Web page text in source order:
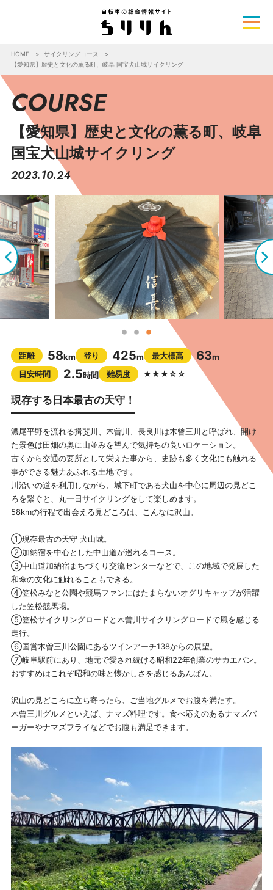
HOME
サイクリングコース
【愛知県】歴史と文化の薫る町、岐阜 国宝犬山城サイクリング
COURSE
【愛知県】歴史と文化の薫る町、岐阜
国宝犬山城サイクリング
2023.10.24
距離 58km 登り 425m 最大標高 63m
目安時間
2.5時間 難易度 ★★★☆☆
現存する日本最古の天守！
濃尾平野を流れる揖斐川、木曽川、長良川は木曾三川と呼ばれ、開け
た景色は田畑の奥に山並みを望んで気持ちの良いロケーション。
古くから交通の要所として栄えた事から、史跡も多く文化にも触れる
事ができる魅力あふれる土地です。
川沿いの道を利用しながら、城下町である犬山を中心に周辺の見どこ
ろを繋ぐと、丸一日サイクリングをして楽しめます。
58kmの行程で出会える見どころは、こんなに沢山。
①現存最古の天守 犬山城。
②加納宿を中心とした中山道が巡れるコース。
③中山道加納宿まちづくり交流センターなどで、この地域で発展した
和傘の文化に触れることもできる。
④笠松みなと公園や競馬ファンにはたまらないオグリキャップが活躍
した笠松競馬場。
⑤笠松サイクリングロードと木曽川サイクリングロードで風を感じる
走行。
⑥国営木曽三川公園にあるツインアーチ138からの展望。
⑦岐阜駅前にあり、地元で愛され続ける昭和22年創業のサカエパン。
おすすめはこれぞ昭和の味と懐かしさを感じるあんぱん。
沢山の見どころに立ち寄ったら、ご当地グルメでお腹を満たす。
木曾三川グルメといえば、ナマズ料理です。食べ応えのあるナマズバ
ーガーやナマズフライなどでお腹も満足できます。